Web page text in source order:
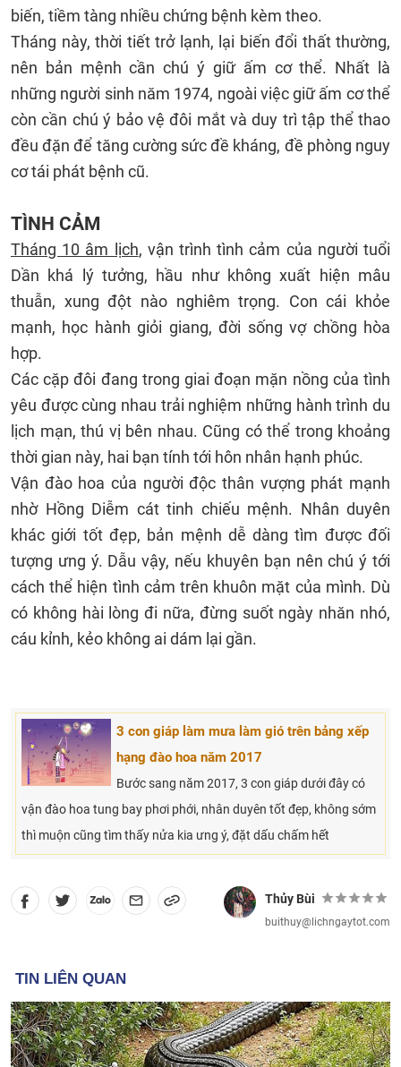
biến, tiềm tàng nhiều chứng bệnh kèm theo.
Tháng này, thời tiết trở lạnh, lại biến đổi thất thường,
nên bản mệnh cần chú ý giữ ấm cơ thể. Nhất là
những người sinh năm 1974, ngoài việc giữ ấm cơ thể
còn cần chú ý bảo vệ đôi mắt và duy trì tập thể thao
đều đặn để tăng cường sức đề kháng, đề phòng nguy
cơ tái phát bệnh cũ.
TÌNH CẢM
Tháng 10 âm lịch, vận trình tình cảm của người tuổi
Dần khá lý tưởng, hầu như không xuất hiện mâu
thuẫn, xung đột nào nghiêm trọng. Con cái khỏe
mạnh, học hành giỏi giang, đời sống vợ chồng hòa
hợp.
Các cặp đôi đang trong giai đoạn mặn nồng của tình
yêu được cùng nhau trải nghiệm những hành trình du
lịch mạn, thú vị bên nhau. Cũng có thể trong khoảng
thời gian này, hai bạn tính tới hôn nhân hạnh phúc.
Vận đào hoa của người độc thân vượng phát mạnh
nhờ Hồng Diễm cát tinh chiếu mệnh. Nhân duyên
khác giới tốt đẹp, bản mệnh dễ dàng tìm được đối
tượng ưng ý. Dẫu vậy, nếu khuyên bạn nên chú ý tới
cách thể hiện tình cảm trên khuôn mặt của mình. Dù
có không hài lòng đi nữa, đừng suốt ngày nhăn nhó,
cáu kỉnh, kẻo không ai dám lại gần.
3 con giáp làm mưa làm gió trên bảng xếp
hạng đào hoa năm 2017
Bước sang năm 2017, 3 con giáp dưới đây có
vận đào hoa tung bay phơi phới, nhân duyên tốt đẹp, không sớm
thì muộn cũng tìm thấy nửa kia ưng ý, đặt dấu chấm hết
Thủy Bùi
buithuy@lichngaytot.com